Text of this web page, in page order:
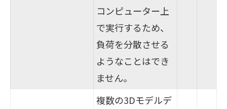
コンピューター上
で実行するため、
負荷を分散させる
ようなことはでき
ません。
複数の3Dモデルデ